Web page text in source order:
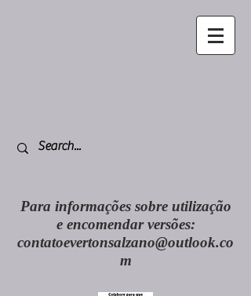
Para informações sobre utilização
e encomendar versões:
contatoevertonsalzano@outlook.co
m